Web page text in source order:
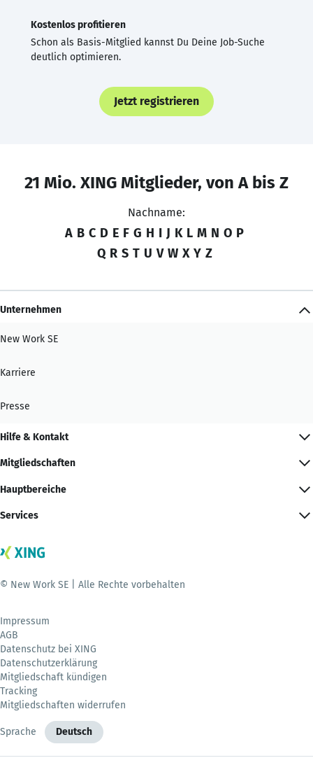
Kostenlos profitieren
Schon als Basis-Mitglied kannst Du Deine Job-Suche
deutlich optimieren.
Jetzt registrieren
21 Mio. XING Mitglieder, von A bis Z
Nachname:
A B C D E F G H I J K L M N O P
Q R S T U V W X Y Z
Unternehmen
New Work SE
Karriere
Presse
Hilfe & Kontakt
Mitgliedschaften
Hauptbereiche
Services
© New Work SE | Alle Rechte vorbehalten
Impressum
AGB
Datenschutz bei XING
Datenschutzerklärung
Mitgliedschaft kündigen
Tracking
Mitgliedschaften widerrufen
Sprache Deutsch